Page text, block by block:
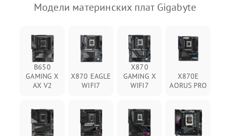
Замена порта VGA от 1500.00 ₽
Замена сокета от 1900.00 ₽
Замена контроллеров от 1800.00 ₽
Модели материнских плат Gigabyte
B650
GAMING X
AX V2
X870 EAGLE
WIFI7
X870
GAMING X
WIFI7
X870E
AORUS PRO